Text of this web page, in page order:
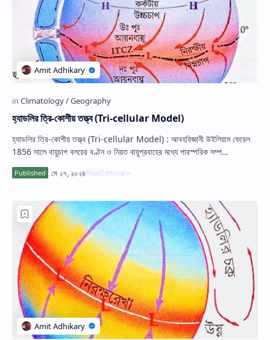
হ্যাডলির ত্রি-কোশীয় তত্ত্ব (Tri-cellular Model)
হ্যাডলির ত্রি-কোশীয় তত্ত্ব (Tri-cellular Model) : আবহবিজ্ঞানী উইলিয়াম ফেরেল
1856 সালে বায়ুচাপ বলয়ের বণ্টন ও নিয়ত বায়ুপ্রবাহের মধ্যে পারস্পরিক সম্প…